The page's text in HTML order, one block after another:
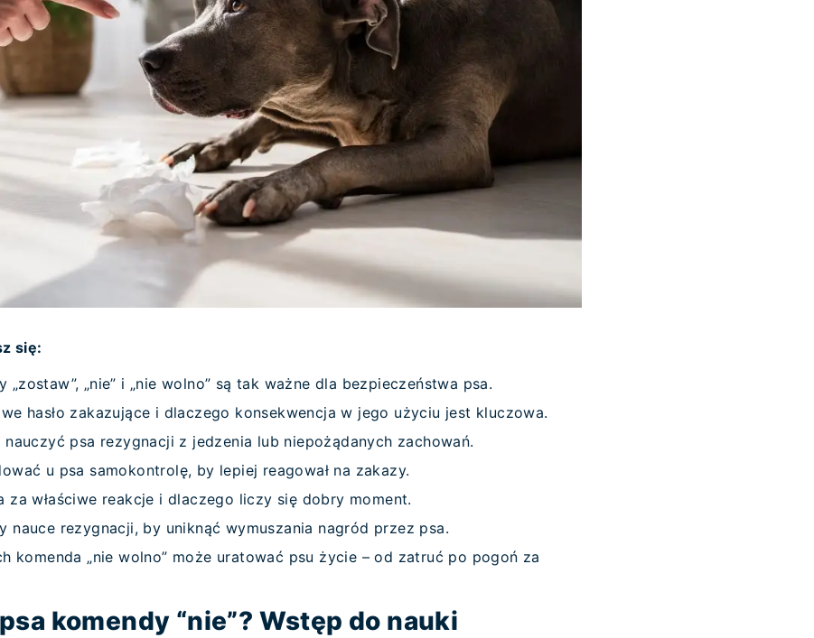
się:
„zostaw”, „nie” i „nie wolno” są tak ważne dla bezpieczeństwa psa.
hasło zakazujące i dlaczego konsekwencja w jego użyciu jest kluczowa.
psa rezygnacji z jedzenia lub niepożądanych zachowań.
u psa samokontrolę, by lepiej reagował na zakazy.
za właściwe reakcje i dlaczego liczy się dobry moment.
nauce rezygnacji, by uniknąć wymuszania nagród przez psa.
komenda „nie wolno” może uratować psu życie – od zatruć po pogoń za
komendy “nie”? Wstęp do nauki